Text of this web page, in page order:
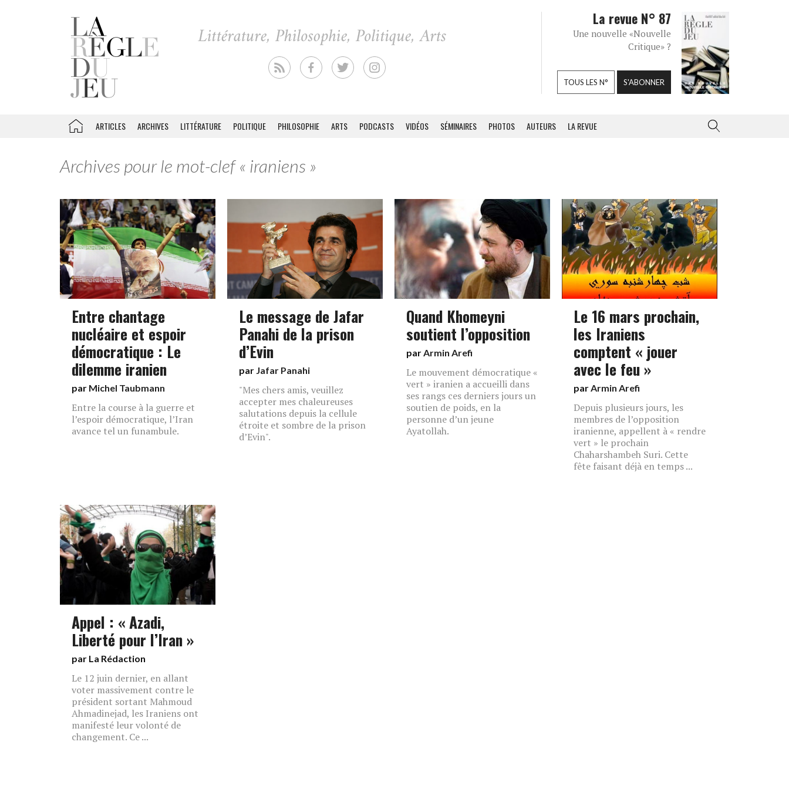
La revue N° 87
Une nouvelle «Nouvelle
Critique» ?
TOUS LES N° S'ABONNER
ARTICLES ARCHIVES LITTÉRATURE POLITIQUE PHILOSOPHIE ARTS PODCASTS VIDÉOS SÉMINAIRES PHOTOS AUTEURS LA REVUE
Archives pour le mot-clef « iraniens »
Entre chantage
nucléaire et espoir
démocratique : Le
dilemme iranien
par Michel Taubmann
Entre la course à la guerre et
l’espoir démocratique, l’Iran
avance tel un funambule.
Le message de Jafar
Panahi de la prison
d’Evin
par Jafar Panahi
"Mes chers amis, veuillez
accepter mes chaleureuses
salutations depuis la cellule
étroite et sombre de la prison
d’Evin".
Quand Khomeyni
soutient l’opposition
parArmin Arefi
Le mouvement démocratique «
vert » iranien a accueilli dans
ses rangs ces derniers jours un
soutien de poids, en la
personne d’un jeune
Ayatollah.
Le 16 mars prochain,
les Iraniens
comptent « jouer
avec le feu »
parArmin Arefi
Depuis plusieurs jours, les
membres de l’opposition
iranienne, appellent à « rendre
vert » le prochain
Chaharshambeh Suri. Cette
fête faisant déjà en temps ...
Appel : « Azadi,
Liberté pour l’Iran »
par La Rédaction
Le 12 juin dernier, en allant
voter massivement contre le
président sortant Mahmoud
Ahmadinejad, les Iraniens ont
manifesté leur volonté de
changement. Ce ...